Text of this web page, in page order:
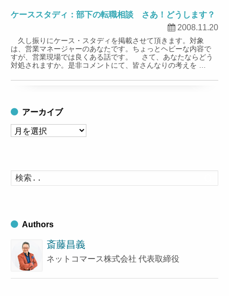
ケーススタディ：部下の転職相談 さあ！どうします？
2008.11.20
久し振りにケース・スタディを掲載させて頂きます。対象
は、営業マネージャーのあなたです。ちょっとヘビーな内容で
すが、営業現場では良くある話です。 さて、あなたならどう
対処されますか。是非コメントにて、皆さんなりの考えを …
アーカイブ
ア
イ
ブ
索
Authors
斎藤昌義
ネットコマース株式会社 代表取締役